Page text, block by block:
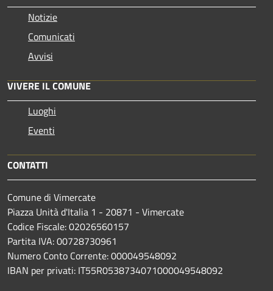
Notizie
Comunicati
Avvisi
VIVERE IL COMUNE
Luoghi
Eventi
CONTATTI
Comune di Vimercate
Piazza Unità d'Italia 1 - 20871 - Vimercate
Codice Fiscale: 02026560157
Partita IVA: 00728730961
Numero Conto Corrente: 000049548092
IBAN per privati: IT55R0538734071000049548092